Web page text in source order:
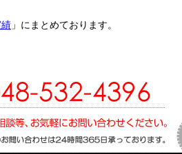
」にまとめております。